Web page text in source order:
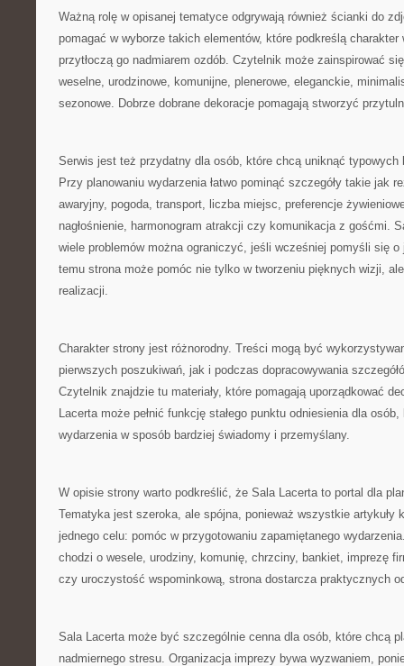
Ważną rolę w opisanej tematyce odgrywają również ścianki do
pomagać w wyborze takich elementów, które podkreślą charakter
przytłoczą go nadmiarem ozdób. Czytelnik może zainspirować
weselne, urodzinowe, komunijne, plenerowe, eleganckie,
sezonowe. Dobrze dobrane dekoracje pomagają stworzyć
Serwis jest też przydatny dla osób, które chcą uniknąć typowych
Przy planowaniu wydarzenia łatwo pominąć szczegóły takie jak
awaryjny, pogoda, transport, liczba miejsc, preferencje
nagłośnienie, harmonogram atrakcji czy komunikacja z gośćmi.
wiele problemów można ograniczyć, jeśli wcześniej pomyśli się
temu strona może pomóc nie tylko w tworzeniu pięknych wizji,
realizacji.
Charakter strony jest różnorodny. Treści mogą być
pierwszych poszukiwań, jak i podczas dopracowywania
Czytelnik znajdzie tu materiały, które pomagają uporządkować
Lacerta może pełnić funkcję stałego punktu odniesienia dla
wydarzenia w sposób bardziej świadomy i przemyślany.
W opisie strony warto podkreślić, że Sala Lacerta to portal dla
Tematyka jest szeroka, ale spójna, ponieważ wszystkie artykuły
jednego celu: pomóc w przygotowaniu zapamiętanego
chodzi o wesele, urodziny, komunię, chrzciny, bankiet, imprezę
czy uroczystość wspominkową, strona dostarcza praktycznych
Sala Lacerta może być szczególnie cenna dla osób, które chcą
nadmiernego stresu. Organizacja imprezy bywa wyzwaniem,